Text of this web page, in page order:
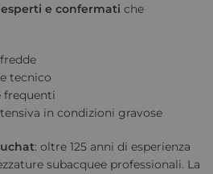
e confermati che
tecnico
frequenti
in condizioni gravose
: oltre 125 anni di esperienza
subacquee professionali. La